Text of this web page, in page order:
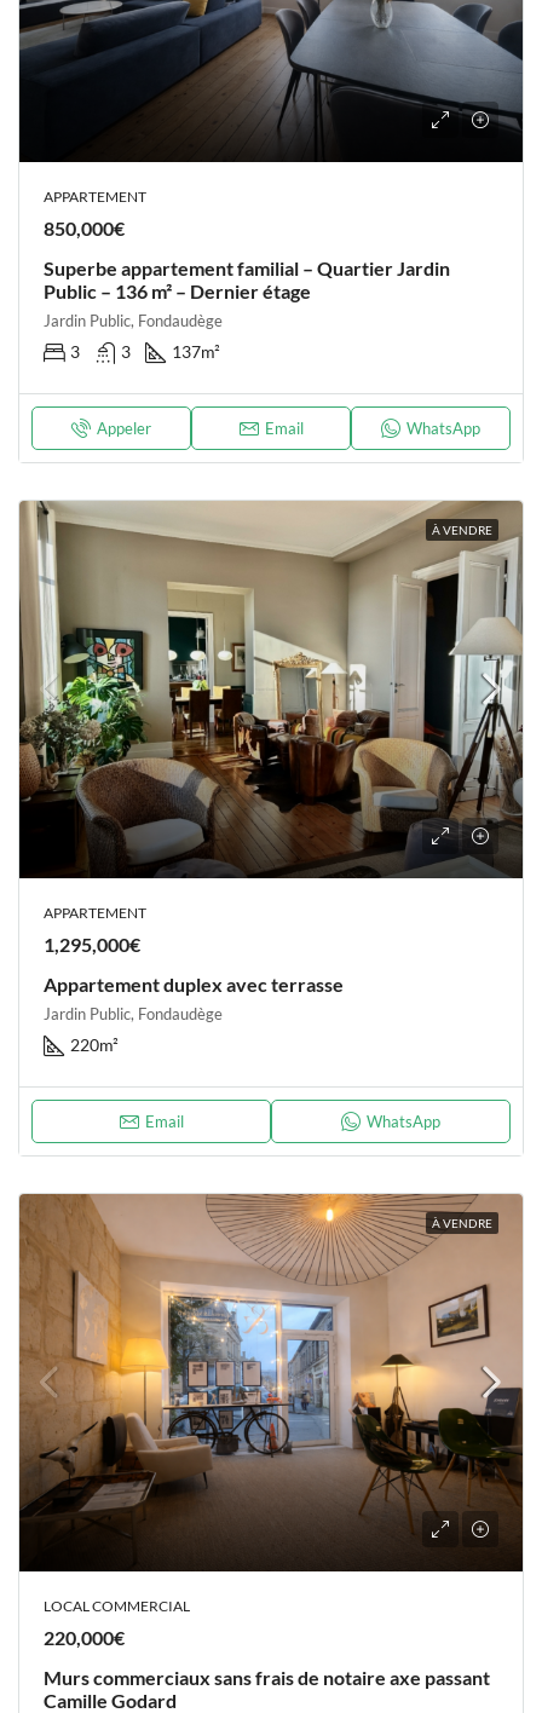
APPARTEMENT
850,000€
Superbe appartement familial – Quartier Jardin
Public – 136 m² – Dernier étage
Jardin Public, Fondaudège
3 3 137m²
Appeler Email WhatsApp
À VENDRE
APPARTEMENT
1,295,000€
Appartement duplex avec terrasse
Jardin Public, Fondaudège
220m²
Email WhatsApp
À VENDRE
LOCAL COMMERCIAL
220,000€
Murs commerciaux sans frais de notaire axe passant
Camille Godard